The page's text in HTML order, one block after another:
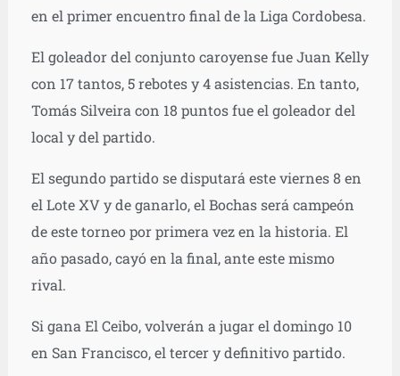
en el primer encuentro final de la Liga Cordobesa.
El goleador del conjunto caroyense fue Juan Kelly
con 17 tantos, 5 rebotes y 4 asistencias. En tanto,
Tomás Silveira con 18 puntos fue el goleador del
local y del partido.
El segundo partido se disputará este viernes 8 en
el Lote XV y de ganarlo, el Bochas será campeón
de este torneo por primera vez en la historia. El
año pasado, cayó en la final, ante este mismo
rival.
Si gana El Ceibo, volverán a jugar el domingo 10
en San Francisco, el tercer y definitivo partido.